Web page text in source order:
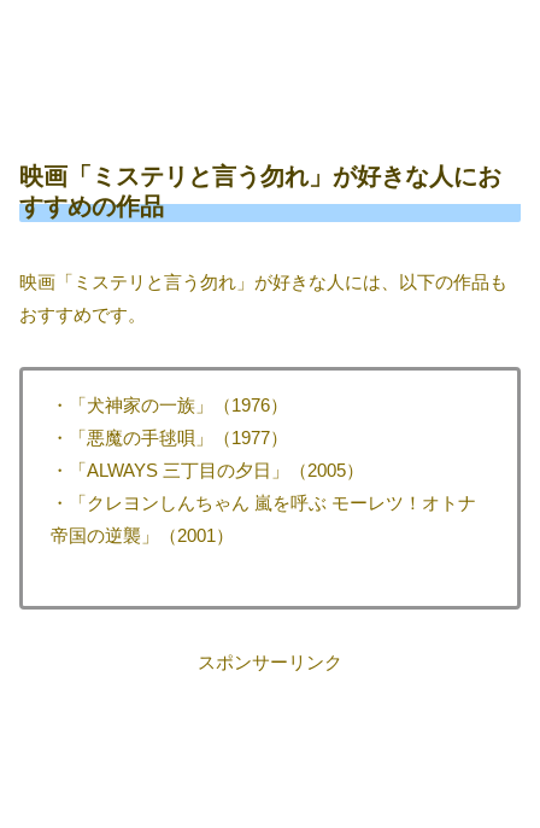
映画「ミステリと言う勿れ」が好きな人にお
すすめの作品
映画「ミステリと言う勿れ」が好きな人には、以下の作品も
おすすめです。
・「犬神家の一族」（1976）
・「悪魔の手毬唄」（1977）
・「ALWAYS 三丁目の夕日」（2005）
・「クレヨンしんちゃん 嵐を呼ぶ モーレツ！オトナ
帝国の逆襲」（2001）
スポンサーリンク